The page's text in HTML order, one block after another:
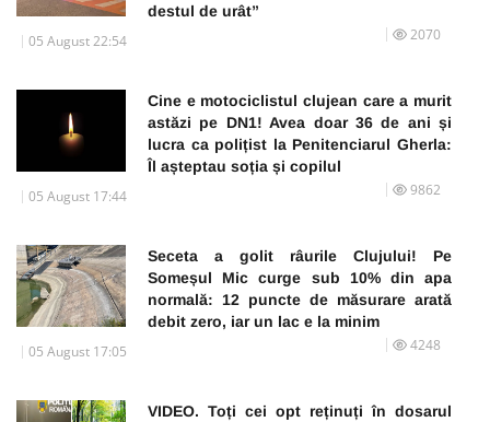
destul de urât”
05 August 22:54 2070
Cine e motociclistul clujean care a murit
astăzi pe DN1! Avea doar 36 de ani și
lucra ca polițist la Penitenciarul Gherla:
Îl așteptau soția și copilul
05 August 17:44 9862
Seceta a golit râurile Clujului! Pe
Someșul Mic curge sub 10% din apa
normală: 12 puncte de măsurare arată
debit zero, iar un lac e la minim
05 August 17:05 4248
VIDEO. Toți cei opt reținuți în dosarul